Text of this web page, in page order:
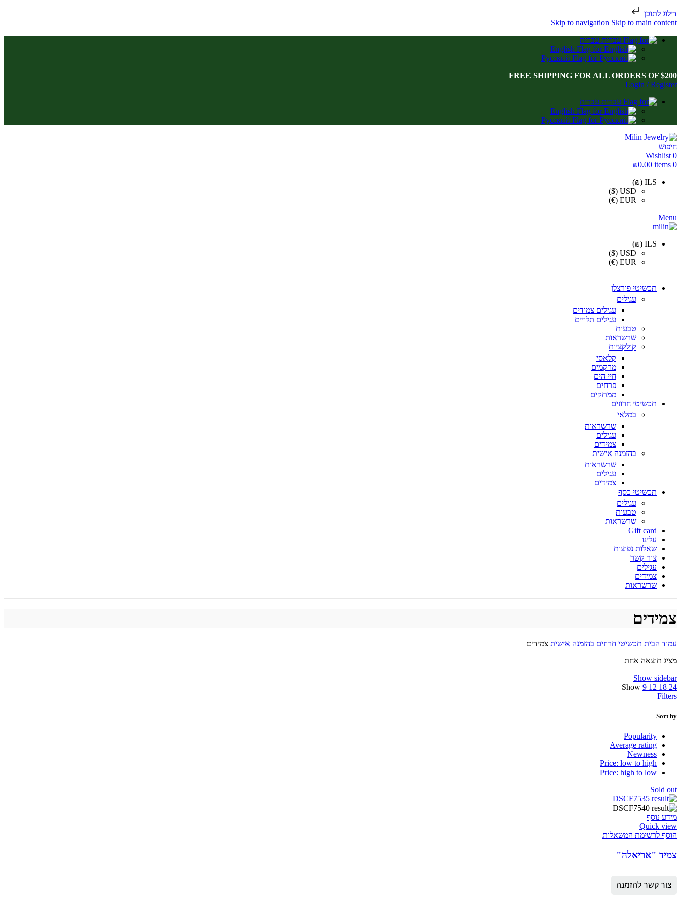
דילוג לתוכן
Skip to navigation Skip to main content
עברית
English
Русский
FREE SHIPPING FOR ALL ORDERS OF $200
Login / Register
עברית
English
Русский
חיפוש
0
Wishlist
0
items
₪0.00
ILS (₪)
USD ($)
EUR (€)
Menu
ILS (₪)
USD ($)
EUR (€)
תכשיטי פורצלן
עגילים
עגילים צמודים
עגילים תלויים
טבעות
שרשראות
קולקציות
קלאסי
מרקמים
חיי הים
פרחים
ממתקים
תכשיטי חרוזים
במלאי
שרשראות
עגילים
צמידים
בהזמנה אישית
שרשראות
עגילים
צמידים
תכשיטי כסף
עגילים
טבעות
שרשראות
Gift card
עלינו
שאלות נפוצות
צור קשר
עגילים
צמידים
שרשראות
צמידים
עמוד הבית תכשיטי חרוזים בהזמנה אישית צמידים
מציג תוצאה אחת
Show sidebar
Show 9 12 18 24
Filters
Sort by
Popularity
Average rating
Newness
Price: low to high
Price: high to low
Sold out
מידע נוסף
Quick view
הוסף לרשימת המשאלות
צמיד "אריאלה"
צור קשר להזמנה